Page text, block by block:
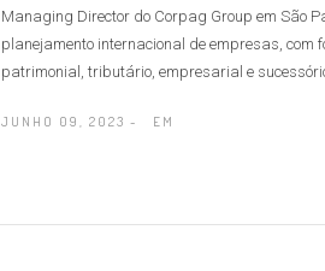
Managing Director do Corpag Group em São
planejamento internacional de empresas, com
patrimonial, tributário, empresarial e
JUNHO 09, 2023 - EM